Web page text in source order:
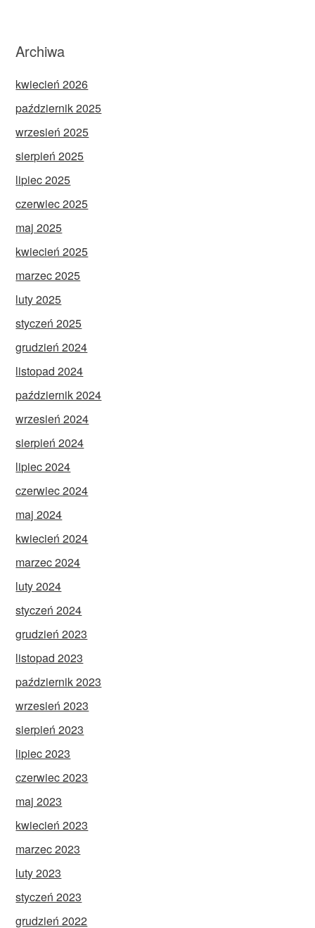
Archiwa
kwiecień 2026
październik 2025
wrzesień 2025
sierpień 2025
lipiec 2025
czerwiec 2025
maj 2025
kwiecień 2025
marzec 2025
luty 2025
styczeń 2025
grudzień 2024
listopad 2024
październik 2024
wrzesień 2024
sierpień 2024
lipiec 2024
czerwiec 2024
maj 2024
kwiecień 2024
marzec 2024
luty 2024
styczeń 2024
grudzień 2023
listopad 2023
październik 2023
wrzesień 2023
sierpień 2023
lipiec 2023
czerwiec 2023
maj 2023
kwiecień 2023
marzec 2023
luty 2023
styczeń 2023
grudzień 2022